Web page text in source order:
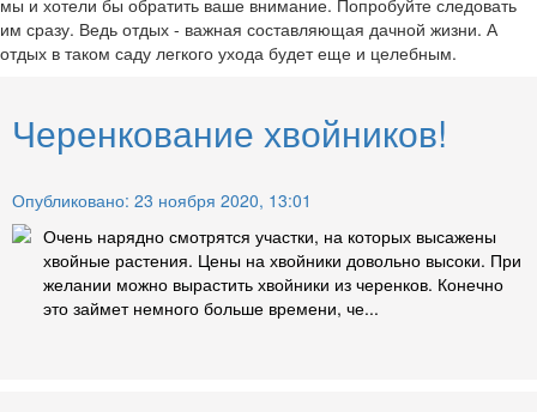
мы и хотели бы обратить ваше внимание. Попробуйте следовать
им сразу. Ведь отдых - важная составляющая дачной жизни. А
отдых в таком саду легкого ухода будет еще и целебным.
Черенкование хвойников!
Опубликовано: 23 ноября 2020, 13:01
Очень нарядно смотрятся участки, на которых высажены
хвойные растения. Цены на хвойники довольно высоки. При
желании можно вырастить хвойники из черенков. Конечно
это займет немного больше времени, че...